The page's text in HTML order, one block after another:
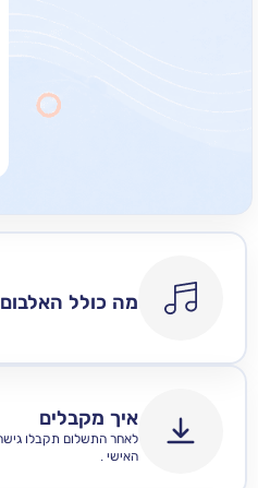
גישה
מה כולל האלבום
איך מקבלים
לאחר התשלום תקבלו גישה מיידית